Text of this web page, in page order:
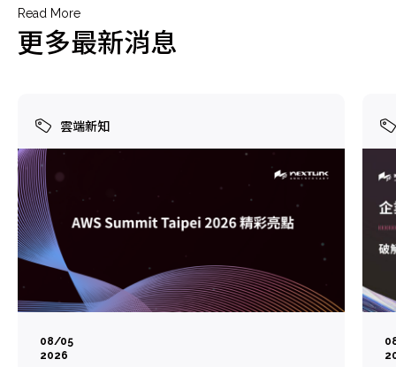
Read More
更多最新消息
雲端新知
08/05
2026